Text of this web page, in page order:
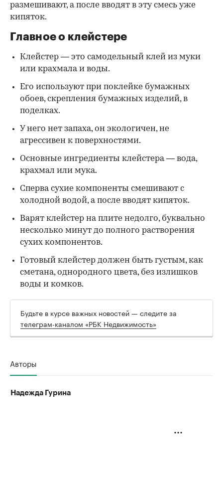
размешивают, а после вводят в эту смесь уже
кипяток.
Главное о клейстере
Клейстер — это самодельный клей из муки
или крахмала и воды.
Его используют при поклейке бумажных
обоев, скрепления бумажных изделий, в
поделках.
У него нет запаха, он экологичен, не
агрессивен к поверхностями.
Основные ингредиенты клейстера — вода,
крахмал или мука.
Сперва сухие компоненты смешивают с
холодной водой, а после вводят кипяток.
Варят клейстер на плите недолго, буквально
несколько минут до полного растворения
сухих компонентов.
Готовый клейстер должен быть густым, как
сметана, однородного цвета, без излишков
воды и комков.
Будьте в курсе важных новостей — следите за
телеграм-каналом «РБК Недвижимость»
Авторы
Надежда Гурина